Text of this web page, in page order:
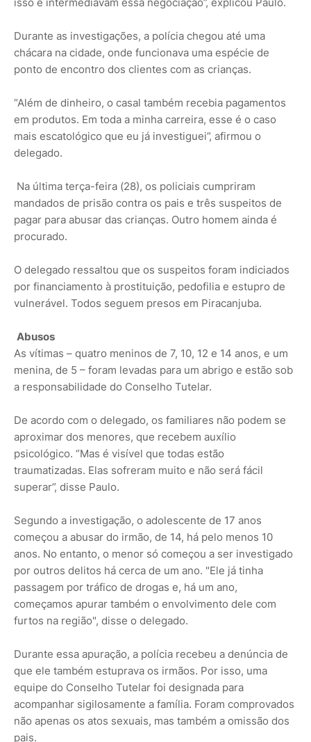
Durante as investigações, a polícia chegou até uma
chácara na cidade, onde funcionava uma espécie de
ponto de encontro dos clientes com as crianças.
“Além de dinheiro, o casal também recebia pagamentos
em produtos. Em toda a minha carreira, esse é o caso
mais escatológico que eu já investiguei”, afirmou o
delegado.
Na última terça-feira (28), os policiais cumpriram
mandados de prisão contra os pais e três suspeitos de
pagar para abusar das crianças. Outro homem ainda é
procurado.
O delegado ressaltou que os suspeitos foram indiciados
por financiamento à prostituição, pedofilia e estupro de
vulnerável. Todos seguem presos em Piracanjuba.
Abusos
As vítimas – quatro meninos de 7, 10, 12 e 14 anos, e um
menina, de 5 – foram levadas para um abrigo e estão sob
a responsabilidade do Conselho Tutelar.
De acordo com o delegado, os familiares não podem se
aproximar dos menores, que recebem auxílio
psicológico. “Mas é visível que todas estão
traumatizadas. Elas sofreram muito e não será fácil
superar”, disse Paulo.
Segundo a investigação, o adolescente de 17 anos
começou a abusar do irmão, de 14, há pelo menos 10
anos. No entanto, o menor só começou a ser investigado
por outros delitos há cerca de um ano. "Ele já tinha
passagem por tráfico de drogas e, há um ano,
começamos apurar também o envolvimento dele com
furtos na região", disse o delegado.
Durante essa apuração, a polícia recebeu a denúncia de
que ele também estuprava os irmãos. Por isso, uma
equipe do Conselho Tutelar foi designada para
acompanhar sigilosamente a família. Foram comprovados
não apenas os atos sexuais, mas também a omissão dos
pais.